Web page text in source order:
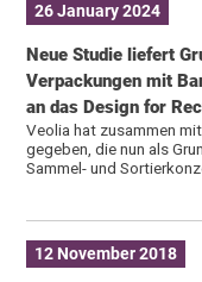
26 January 2024
Neue Studie liefert
Verpackungen mit
an das Design for
Veolia hat zusammen
gegeben, die nun als
Sammel- und
12 November 2018